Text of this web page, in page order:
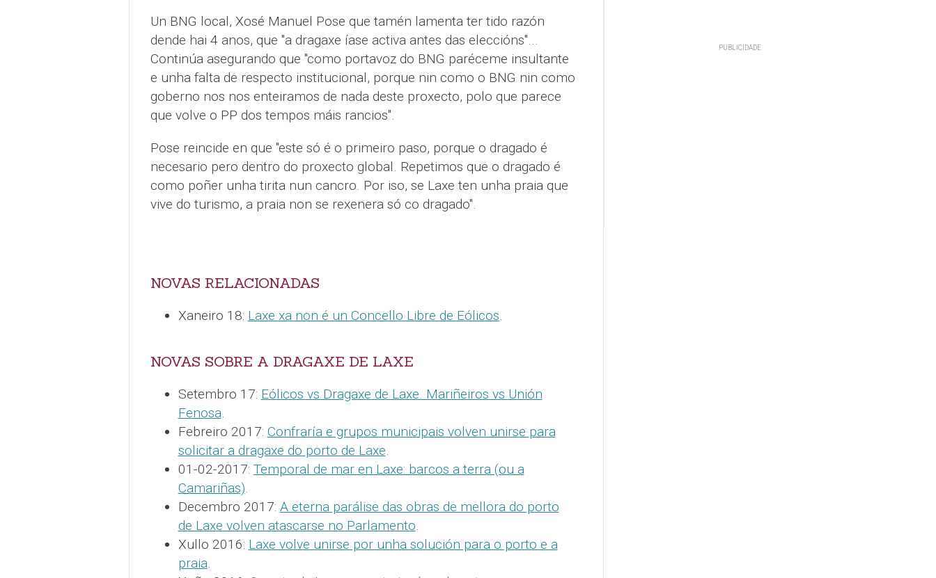
Un BNG local, Xosé Manuel Pose que tamén lamenta ter tido razón
dende hai 4 anos, que "a dragaxe íase activa antes das eleccións"...
Continúa asegurando que "como portavoz do BNG paréceme insultante
e unha falta de respecto institucional, porque nin como o BNG nin como
goberno nos nos enteiramos de nada deste proxecto, polo que parece
que volve o PP dos tempos máis rancios".
Pose reincide en que "este só é o primeiro paso, porque o dragado é
necesario pero dentro do proxecto global. Repetimos que o dragado é
como poñer unha tirita nun cancro. Por iso, se Laxe ten unha praia que
vive do turismo, a praia non se rexenera só co dragado".
NOVAS RELACIONADAS
Xaneiro 18: Laxe xa non é un Concello Libre de Eólicos.
NOVAS SOBRE A DRAGAXE DE LAXE
Setembro 17: Eólicos vs Dragaxe de Laxe. Mariñeiros vs Unión
Fenosa.
Febreiro 2017: Confraría e grupos municipais volven unirse para
solicitar a dragaxe do porto de Laxe.
01-02-2017: Temporal de mar en Laxe: barcos a terra (ou a
Camariñas).
Decembro 2017: A eterna parálise das obras de mellora do porto
de Laxe volven atascarse no Parlamento.
Xullo 2016: Laxe volve unirse por unha solución para o porto e a
praia.